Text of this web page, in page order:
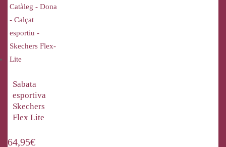
Sabata
esportiva
Skechers
Flex Lite
64,95€